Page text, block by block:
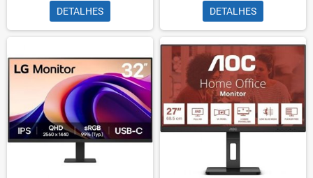
DETALHES DETALHES